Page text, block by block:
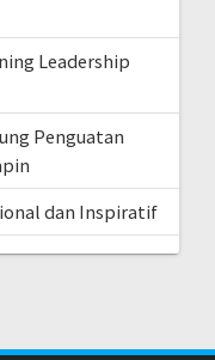
Leadership
Penguatan
dan Inspiratif